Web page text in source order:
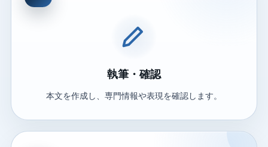
執筆・確認
本文を作成し、専門情報や表現を確認します。